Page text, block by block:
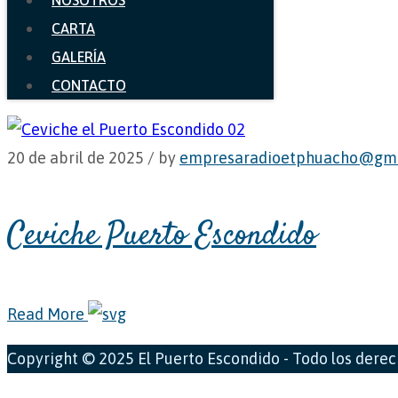
CARTA
GALERÍA
CONTACTO
20 de abril de 2025 / by
Ceviche Puerto Escondido
Read More
Copyright © 2025 El Puerto Escondido - Todo los